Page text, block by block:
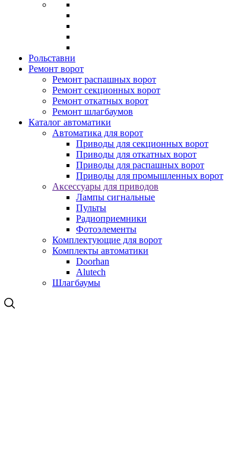
Рольставни
Ремонт ворот
Ремонт распашных ворот
Ремонт секционных ворот
Ремонт откатных ворот
Ремонт шлагбаумов
Каталог автоматики
Автоматика для ворот
Приводы для секционных ворот
Приводы для откатных ворот
Приводы для распашных ворот
Приводы для промышленных ворот
Аксессуары для приводов
Лампы сигнальные
Пульты
Радиоприемники
Фотоэлементы
Комплектующие для ворот
Комплекты автоматики
Doorhan
Alutech
Шлагбаумы